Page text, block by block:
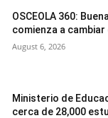
OSCEOLA 360:
comienza a
August 6, 2026
Ministerio de
cerca de 28,000